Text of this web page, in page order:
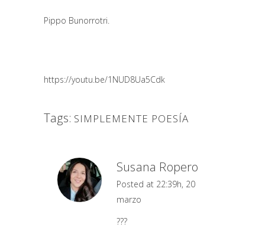
Pippo Bunorrotri.
https://youtu.be/1NUD8Ua5Cdk
Tags: SIMPLEMENTE POESÍA
Susana Ropero
Posted at 22:39h, 20
marzo
???